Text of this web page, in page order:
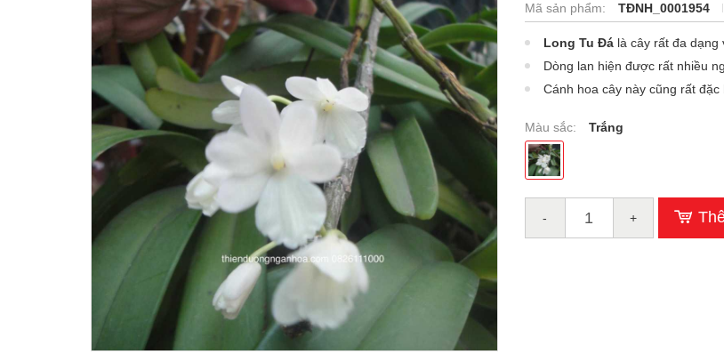
Mã sản phẩm: TĐNH_0001954
Long Tu Đálà cây rất đa dạng
Dòng lan hiện được rất nhiều
Cánh hoa cây này cũng rất
Màu sắc:
Trắng
- +